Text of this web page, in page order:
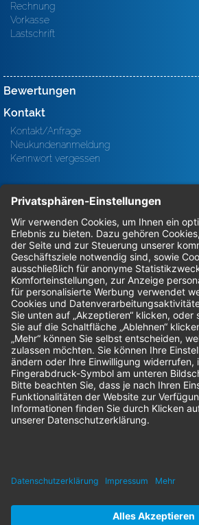
Rechnung
Vorkasse
Lastschrift
Bewertungen
Kontakt
Kontakt/Anfrage
Neukundenanmeldung
Kennwort vergessen
Bestellungen
Sendung verfolgen
Geprüfter Shop
* Alle Preise zzgl. gesetzlicher Mehrwertsteuer